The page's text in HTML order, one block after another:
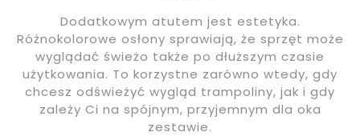
Dodatkowym atutem jest estetyka.
Różnokolorowe osłony sprawiają, że sprzęt może
wyglądać świeżo także po dłuższym czasie
użytkowania. To korzystne zarówno wtedy, gdy
chcesz odświeżyć wygląd trampoliny, jak i gdy
zależy Ci na spójnym, przyjemnym dla oka
zestawie.